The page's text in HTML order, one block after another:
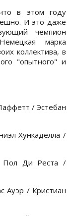
в этом году
И это даже
чемпион
марка
коллектива, в
"опытного" и
/ Эстебан
Хункаделла /
Пол Ди Реста /
Ауэр / Кристиан